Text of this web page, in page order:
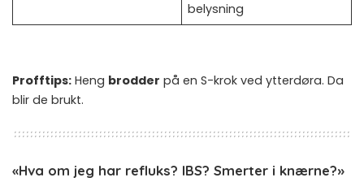
belysning
Profftips: Heng brodder på en S-krok ved ytterdøra. Da
blir de brukt.
«Hva om jeg har refluks? IBS? Smerter i knærne?»